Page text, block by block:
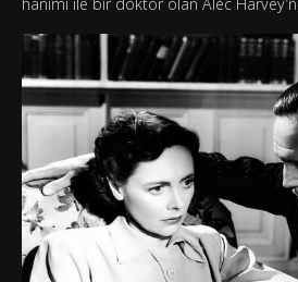
hanımı ile bir doktor olan Alec